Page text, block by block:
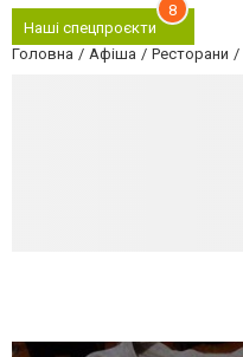
Наші спецпроєкти
8
Головна Афіша Ресторани